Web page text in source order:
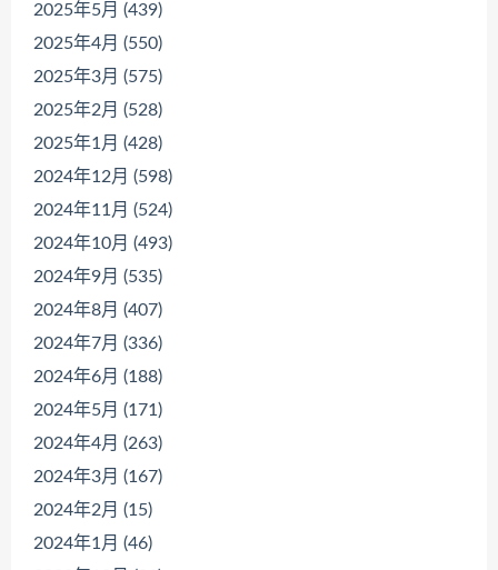
2025年5月 (439)
2025年4月 (550)
2025年3月 (575)
2025年2月 (528)
2025年1月 (428)
2024年12月 (598)
2024年11月 (524)
2024年10月 (493)
2024年9月 (535)
2024年8月 (407)
2024年7月 (336)
2024年6月 (188)
2024年5月 (171)
2024年4月 (263)
2024年3月 (167)
2024年2月 (15)
2024年1月 (46)